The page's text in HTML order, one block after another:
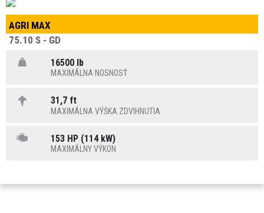
AGRI MAX
75.10 S - GD
16500 lb
MAXIMÁLNA NOSNOSŤ
31,7 ft
MAXIMÁLNA VÝŠKA ZDVIHNUTIA
153 HP (114 kW)
MAXIMÁLNY VÝKON